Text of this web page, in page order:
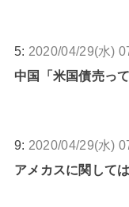
5: 2020/04/29(水)
中国「米国債売っ
9: 2020/04/29(水)
アメカスに関して